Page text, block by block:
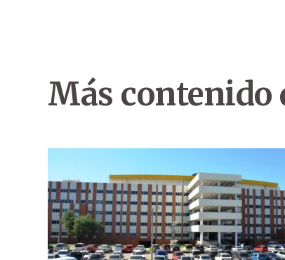
Más contenido